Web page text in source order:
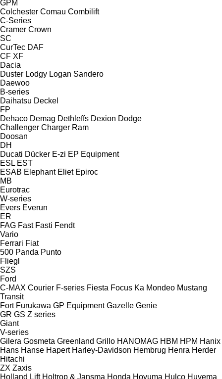
GPM
Colchester Comau Combilift
C-Series
Cramer Crown
SC
CurTec DAF
CF XF
Dacia
Duster Lodgy Logan Sandero
Daewoo
B-series
Daihatsu Deckel
FP
Dehaco Demag Dethleffs Dexion Dodge
Challenger Charger Ram
Doosan
DH
Ducati Dücker E-zi EP Equipment
ESL EST
ESAB Elephant Eliet Epiroc
MB
Eurotrac
W-series
Evers Everun
ER
FAG Fast Fasti Fendt
Vario
Ferrari Fiat
500 Panda Punto
Fliegl
SZS
Ford
C-MAX Courier F-series Fiesta Focus Ka Mondeo Mustang
Transit
Fort Furukawa GP Equipment Gazelle Genie
GR GS Z series
Giant
V-series
Gilera Gosmeta Greenland Grillo HANOMAG HBM HPM Hanix
Hans Hanse Hapert Harley-Davidson Hembrug Henra Herder
Hitachi
ZX Zaxis
Holland Lift Holtrop & Jansma Honda Hovuma Hulco Huvema